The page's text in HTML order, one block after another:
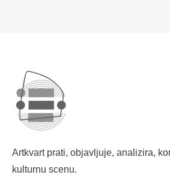
Artkvart prati, objavljuje, analizira,
kulturnu scenu.